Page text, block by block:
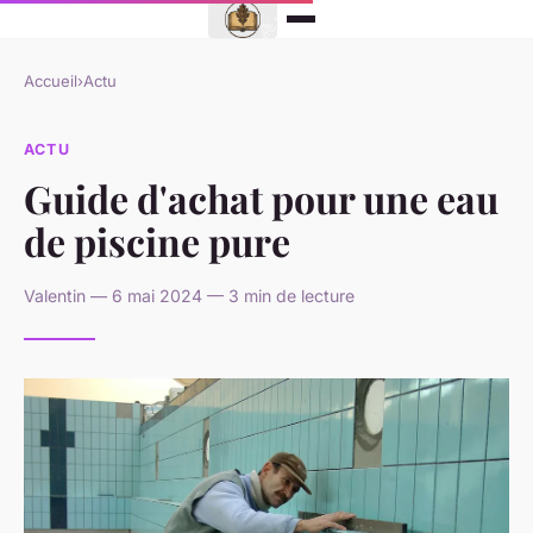
Accueil›Actu
ACTU
Guide d'achat pour une eau
de piscine pure
Valentin — 6 mai 2024 — 3 min de lecture